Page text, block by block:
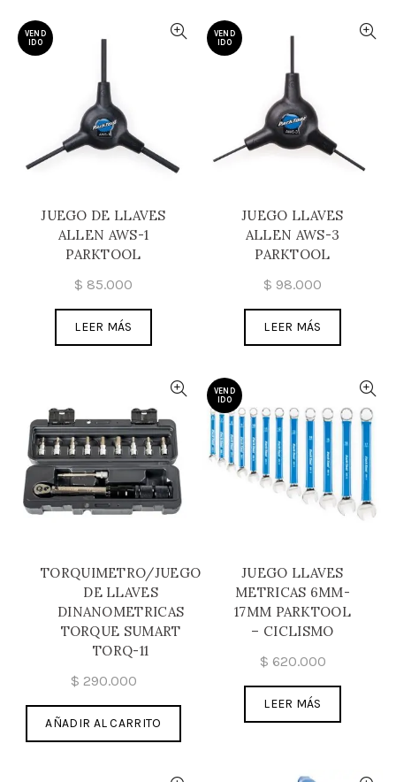
VEND
IDO
JUEGO DE LLAVES
ALLEN AWS-1
PARKTOOL
$ 85.000
LEER MÁS
VEND
IDO
JUEGO LLAVES
ALLEN AWS-3
PARKTOOL
$ 98.000
LEER MÁS
TORQUIMETRO/JUEGO
DE LLAVES
DINANOMETRICAS
TORQUE SUMART
TORQ-11
$ 290.000
AÑADIR AL CARRITO
VEND
IDO
JUEGO LLAVES
METRICAS 6MM-
17MM PARKTOOL
– CICLISMO
$ 620.000
LEER MÁS